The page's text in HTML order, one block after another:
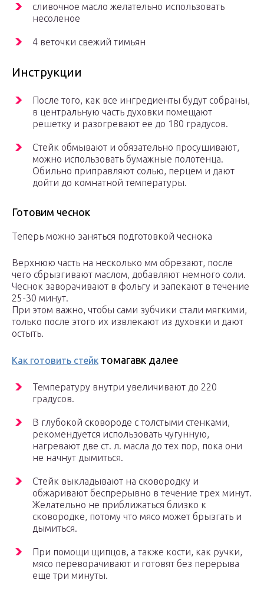
сливочное масло желательно использовать
несоленое
4 веточки свежий тимьян
Инструкции
После того, как все ингредиенты будут собраны,
в центральную часть духовки помещают
решетку и разогревают ее до 180 градусов.
Стейк обмывают и обязательно просушивают,
можно использовать бумажные полотенца.
Обильно приправляют солью, перцем и дают
дойти до комнатной температуры.
Готовим чеснок
Теперь можно заняться подготовкой чеснока
Верхнюю часть на несколько мм обрезают, после
чего сбрызгивают маслом, добавляют немного соли.
Чеснок заворачивают в фольгу и запекают в течение
25-30 минут.
При этом важно, чтобы сами зубчики стали мягкими,
только после этого их извлекают из духовки и дают
остыть.
Как готовить стейк томагавк далее
Температуру внутри увеличивают до 220
градусов.
В глубокой сковороде с толстыми стенками,
рекомендуется использовать чугунную,
нагревают две ст. л. масла до тех пор, пока они
не начнут дымиться.
Стейк выкладывают на сковородку и
обжаривают беспрерывно в течение трех минут.
Желательно не приближаться близко к
сковородке, потому что мясо может брызгать и
дымиться.
При помощи щипцов, а также кости, как ручки,
мясо переворачивают и готовят без перерыва
еще три минуты.